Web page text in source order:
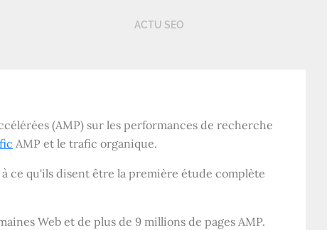
ACTU SEO
(AMP) sur les performances de recherche
AMP et le trafic organique.
ce qu'ils disent être la première étude complète
Web et de plus de 9 millions de pages AMP.